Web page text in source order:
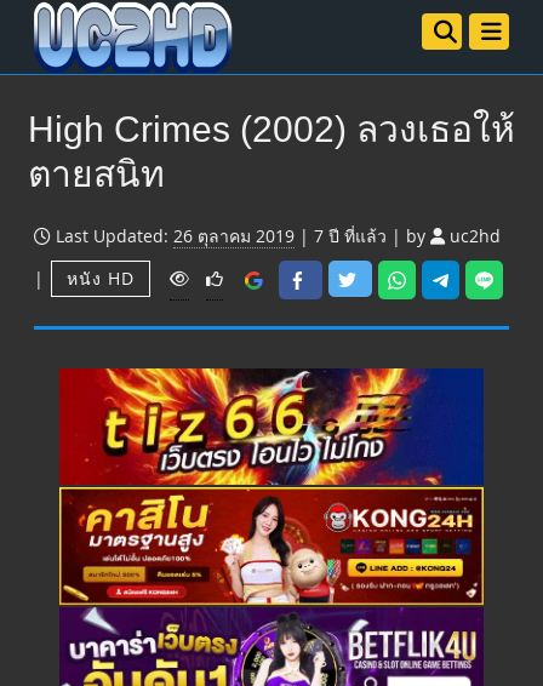
High Crimes (2002) ลวงเธอให้
ตายสนิท
Last Updated: 26 ตุลาคม 2019 | 7 ปี ที่แล้ว | by
uc2hd
|
หนัง HD
V
w
s